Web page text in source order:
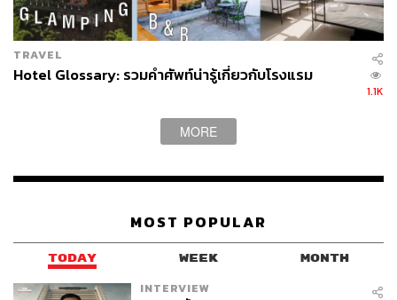
ABOUT THE AUTHOR
Senior Content Creator ประจำกองไลฟ์สไตล์
สำนักข่าว THE STANDARD
TRAVEL
Hotel Glossary: รวมคำศัพท์น่ารู้เกี่ยวกับโรงแรม
1.1K
MORE
MOST POPULAR
TODAY WEEK MONTH
INTERVIEW